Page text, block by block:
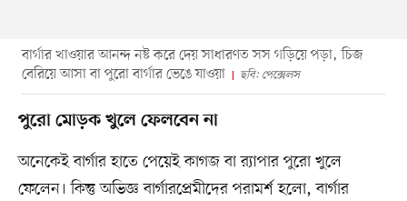
বার্গার খাওয়ার আনন্দ নষ্ট করে দেয় সাধারণত সস গড়িয়ে পড়া, চিজ
বেরিয়ে আসা বা পুরো বার্গার ভেঙে যাওয়া
ছবি: পেক্সেলস
পুরো মোড়ক খুলে ফেলবেন না
অনেকেই বার্গার হাতে পেয়েই কাগজ বা র‍্যাপার পুরো খুলে
ফেলেন। কিন্তু অভিজ্ঞ বার্গারপ্রেমীদের পরামর্শ হলো, বার্গার